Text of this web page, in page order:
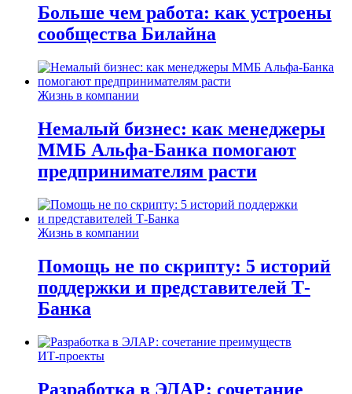
Больше чем работа: как устроены
сообщества Билайна
Жизнь в компании
Немалый бизнес: как менеджеры
ММБ Альфа-Банка помогают
предпринимателям расти
Жизнь в компании
Помощь не по скрипту: 5 историй
поддержки и представителей Т-
Банка
ИТ-проекты
Разработка в ЭЛАР: сочетание